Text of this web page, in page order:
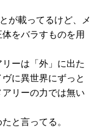
が載ってるけど、メ
をバラすものを用
ーは「外」に出た
に異世界にずっと
リーの力では無い
と言ってる。